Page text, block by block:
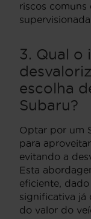
riscos comuns
3. Qual o
escolha
Subaru?
Optar por um
para
evitando a
Esta
eficiente,
significativa já
do valor do